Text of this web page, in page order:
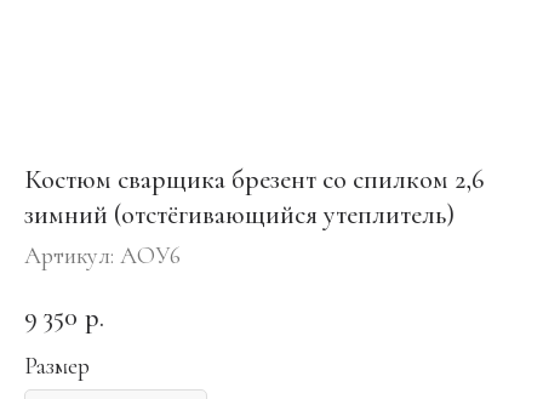
Костюм сварщика брезент со спилком 2,6
зимний (отстёгивающийся утеплитель)
Артикул: АОУ6
9 350 р.
Размер